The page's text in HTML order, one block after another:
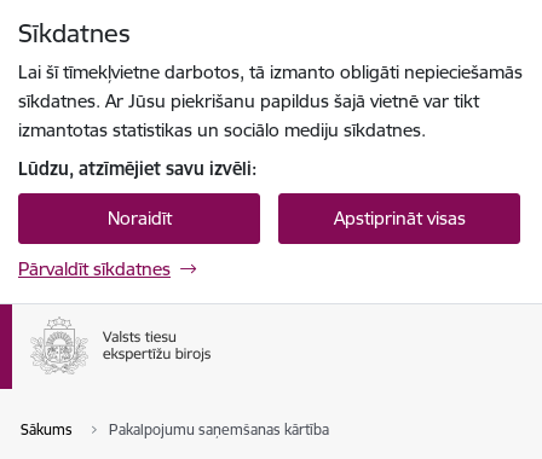
Sīkdatnes
Lai šī tīmekļvietne darbotos, tā izmanto obligāti nepieciešamās
sīkdatnes. Ar Jūsu piekrišanu papildus šajā vietnē var tikt
izmantotas statistikas un sociālo mediju sīkdatnes.
Lūdzu, atzīmējiet savu izvēli:
Noraidīt Apstiprināt visas
Pārvaldīt sīkdatnes
Sākums Pakalpojumu saņemšanas kārtība